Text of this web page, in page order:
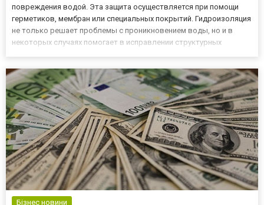
повреждения водой. Эта защита осуществляется при помощи
герметиков, мембран или специальных покрытий. Гидроизоляция
не только решает проблемы с проникновением воды, но и в
некоторых случаях помогает в исправлении структурных
симптомах (например, утеч...
Бізнес новини